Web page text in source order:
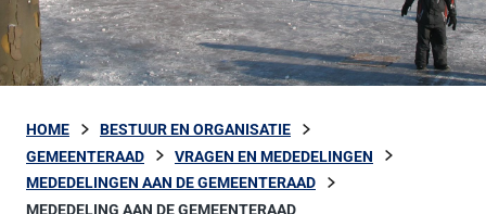
HOME
BESTUUR EN ORGANISATIE
GEMEENTERAAD
VRAGEN EN MEDEDELINGEN
MEDEDELINGEN AAN DE GEMEENTERAAD
MEDEDELING AAN DE GEMEENTERAAD